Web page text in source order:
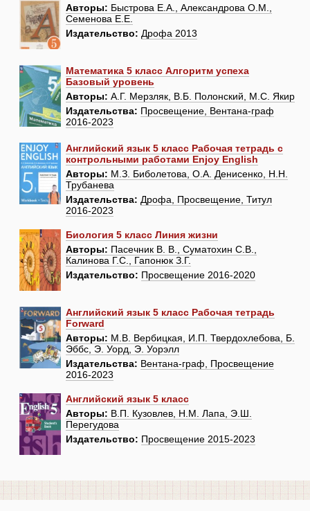
Авторы: Быстрова Е.А., Александрова О.М.,
Семенова Е.Е.
Издательство: Дрофа 2013
Математика 5 класс Алгоритм успеха
Базовый уровень
Авторы: А.Г. Мерзляк, В.Б. Полонский, М.С. Якир
Издательства: Просвещение, Вентана-граф
2016-2023
Английский язык 5 класс Рабочая тетрадь с
контрольными работами Enjoy English
Авторы: М.З. Биболетова, О.А. Денисенко, Н.Н.
Трубанева
Издательства: Дрофа, Просвещение, Титул
2016-2023
Биология 5 класс Линия жизни
Авторы: Пасечник В. В., Суматохин С.В.,
Калинова Г.С., Гапонюк З.Г.
Издательство: Просвещение 2016-2020
Английский язык 5 класс Рабочая тетрадь
Forward
Авторы: М.В. Вербицкая, И.П. Твердохлебова, Б.
Эббс, Э. Уорд, Э. Уорэлл
Издательства: Вентана-граф, Просвещение
2016-2023
Английский язык 5 класс
Авторы: В.П. Кузовлев, Н.М. Лапа, Э.Ш.
Перегудова
Издательство: Просвещение 2015-2023